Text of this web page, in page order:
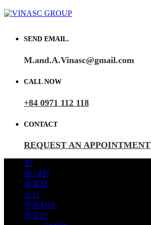
SEND EMAIL.
M.and.A.Vinasc@gmail.com
CALL NOW
+84 0971 112 118
CONTACT
REQUEST AN APPOINTMENT
집
에 대한
해결책
소식
연락하다
한국어